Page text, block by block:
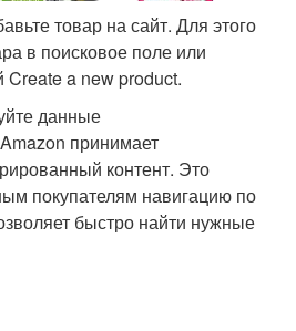
товар на сайт. Для этого
в поисковое поле или
Create a new product.
данные
принимает
контент. Это
покупателям навигацию по
быстро найти нужные